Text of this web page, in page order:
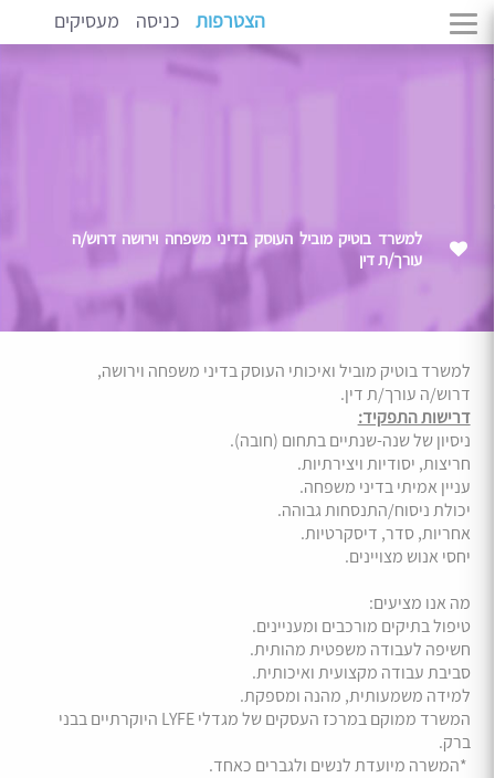
הצטרפות כניסה מעסיקים
למשרד בוטיק מוביל העוסק בדיני משפחה וירושה דרוש/ה
עורך/ת דין
למשרד בוטיק מוביל ואיכותי העוסק בדיני משפחה וירושה,
דרוש/ה עורך/ת דין.
דרישות התפקיד:
ניסיון של שנה-שנתיים בתחום (חובה).
חריצות, יסודיות ויצירתיות.
עניין אמיתי בדיני משפחה.
יכולת ניסוח/התנסחות גבוהה.
אחריות, סדר, דיסקרטיות.
יחסי אנוש מצויינים.
מה אנו מציעים:
טיפול בתיקים מורכבים ומעניינים.
חשיפה לעבודה משפטית מהותית.
סביבת עבודה מקצועית ואיכותית.
למידה משמעותית, מהנה ומספקת.
המשרד ממוקם במרכז העסקים של מגדלי LYFE היוקרתיים בבני
ברק.
*המשרה מיועדת לנשים ולגברים כאחד.